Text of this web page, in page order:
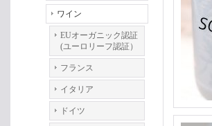
ワイン
EUオーガニック認証
(ユーロリーフ認証）
フランス
イタリア
ドイツ